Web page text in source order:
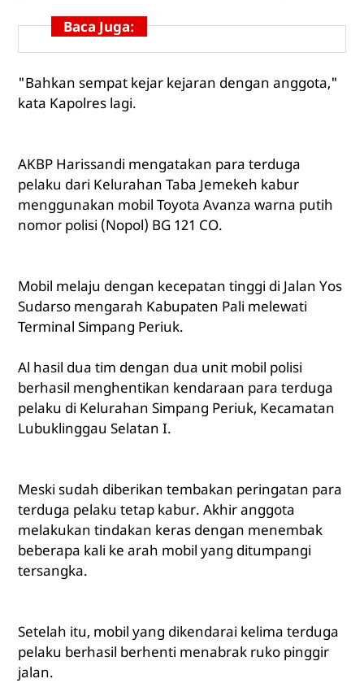
Baca Juga:
"Bahkan sempat kejar kejaran dengan anggota,"
kata Kapolres lagi.
AKBP Harissandi mengatakan para terduga
pelaku dari Kelurahan Taba Jemekeh kabur
menggunakan mobil Toyota Avanza warna putih
nomor polisi (Nopol) BG 121 CO.
Mobil melaju dengan kecepatan tinggi di Jalan Yos
Sudarso mengarah Kabupaten Pali melewati
Terminal Simpang Periuk.
Al hasil dua tim dengan dua unit mobil polisi
berhasil menghentikan kendaraan para terduga
pelaku di Kelurahan Simpang Periuk, Kecamatan
Lubuklinggau Selatan I.
Meski sudah diberikan tembakan peringatan para
terduga pelaku tetap kabur. Akhir anggota
melakukan tindakan keras dengan menembak
beberapa kali ke arah mobil yang ditumpangi
tersangka.
Setelah itu, mobil yang dikendarai kelima terduga
pelaku berhasil berhenti menabrak ruko pinggir
jalan.